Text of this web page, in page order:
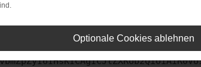
uns bitte. Wir werden versuchen,
Optionale Cookies ablehnen